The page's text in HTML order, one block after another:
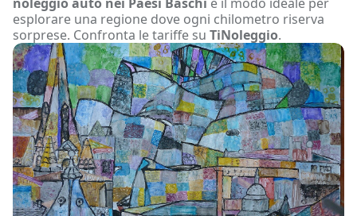
esplorare una regione dove ogni chilometro riserva
sorprese. Confronta le tariffe su TiNoleggio.